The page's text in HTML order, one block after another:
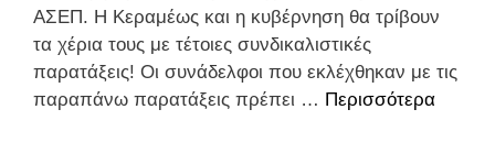
τ
α
Δ
Ο
ΑΣΕΠ. Η Κεραμέως και η κυβέρνηση θα τρίβουν
τα χέρια τους με τέτοιες συνδικαλιστικές
παρατάξεις! Οι συνάδελφοι που εκλέχθηκαν με τις
παραπάνω παρατάξεις πρέπει … Περισσότερα